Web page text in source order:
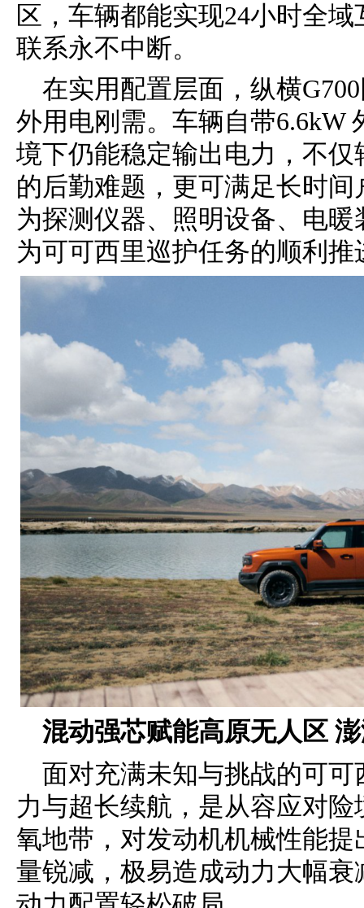
区，车辆都能实现24小时全
联系永不中断。
在实用配置层面，纵横
外用电刚需。车辆自带6.6kW
境下仍能稳定输出电力，不
的后勤难题，更可满足长时
为探测仪器、照明设备、电
为可可西里巡护任务的顺利
混动强芯赋能高原无人区
面对充满未知与挑战的可
力与超长续航，是从容应对
氧地带，对发动机机械性能
量锐减，极易造成动力大幅